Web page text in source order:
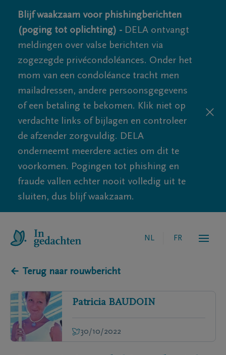
Blijf waakzaam voor phishingberichten
(poging tot oplichting) - DELA ontvangt
meldingen over valse berichten via
zogezegde privécondoléances. Onder het
mom van een condoléance tracht men
mailadressen, andere persoonsgegevens
of een betaling te bekomen. Klik niet op
verdachte links of bijlagen en controleer
de afzender zorgvuldig. DELA
onderneemt meerdere acties om dit te
voorkomen. Pogingen tot phishing en
fraude vallen echter nooit volledig uit te
sluiten, dus blijf waakzaam.
NL FR
← Terug naar rouwbericht
Patricia BAUDOIN
30/10/2022